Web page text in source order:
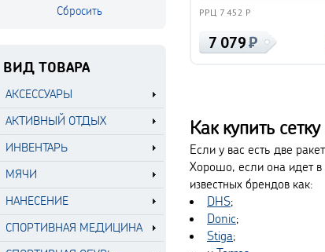
ВИД ТОВАРА
АКСЕССУАРЫ
АКТИВНЫЙ ОТДЫХ
ИНВЕНТАРЬ
МЯЧИ
НАНЕСЕНИЕ
СПОРТИВНАЯ МЕДИЦИНА
РРЦ 7 452 Р
7 079
Как купить
Если у вас есть две
Хорошо, если она идет в
известных брендов как:
DHS;
Donic;
Stiga;